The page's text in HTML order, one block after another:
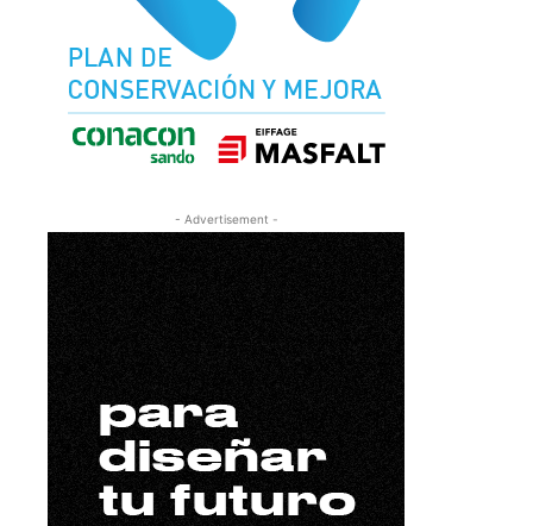
- Advertisement -